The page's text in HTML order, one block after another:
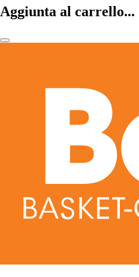
Aggiunta al carrello...